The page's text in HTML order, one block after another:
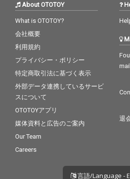
About OTOTOY
What is OTOTOY?
会社概要
利用規約
プライバシー・ポリシー
特定商取引法に基づく表示
外部データ連携しているサービ
スについて
OTOTOYアプリ
媒体資料と広告のご案内
Our Team
Careers
退
言語/Language -